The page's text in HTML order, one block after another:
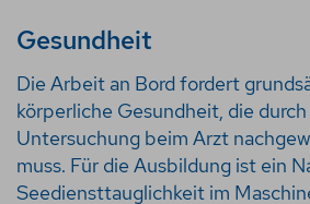
Gesundheit
Die Arbeit an Bord fordert
körperliche Gesundheit, die
Untersuchung beim Arzt
muss. Für die Ausbildung ist ein
Seediensttauglichkeit im